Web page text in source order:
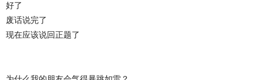
好了
废话说完了
现在应该说回正题了